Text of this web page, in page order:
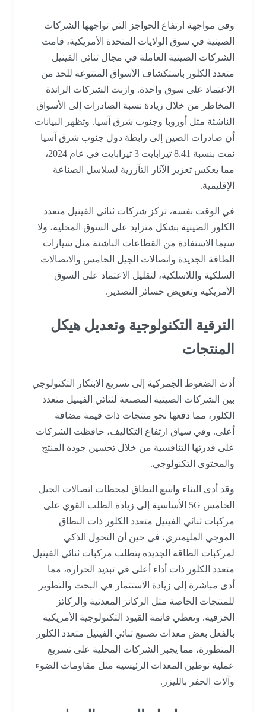
وفي مواجهة ارتفاع الحواجز التي تواجهها الشركات
الصينية في سوق الولايات المتحدة الأمريكية، قامت
الشركات الصينية العاملة في مجال ثنائي الفينيل
متعدد الكلور باستكشاف الأسواق المتنوعة للحد من
الاعتماد على سوق واحدة. وازنت الشركات الرائدة
المخاطر من خلال زيادة نسبة الصادرات إلى الأسواق
الناشئة مثل أوروبا وجنوب شرق آسيا. وتظهر البيانات
أن صادرات الصين إلى رابطة دول جنوب شرق آسيا
نمت بنسبة 8.41 تيرابايت 3 تيرابايت في عام 2024،
مما يعكس تعزيز الآثار التآزرية لسلاسل الصناعة
الإقليمية.
في الوقت نفسه، تركز شركات ثنائي الفينيل متعدد
الكلور الصينية بشكل متزايد على السوق المحلية، ولا
سيما الاستفادة من القطاعات الناشئة مثل سيارات
الطاقة الجديدة واتصالات الجيل الخامس والاتصالات
السلكية واللاسلكية، لتقليل الاعتماد على السوق
الأمريكية وتعويض خسائر التصدير.
الترقية التكنولوجية وتعديل هيكل
المنتجات
أدت الضغوط الجمركية إلى تسريع الابتكار التكنولوجي
بين الشركات الصينية المصنعة لثنائي الفينيل متعدد
الكلور، مما دفعها نحو منتجات ذات قيمة مضافة
أعلى. وفي سياق ارتفاع التكاليف، حافظت الشركات
على قدرتها التنافسية من خلال تحسين جودة المنتج
والمحتوى التكنولوجي.
وقد أدى البناء واسع النطاق لمحطات اتصالات الجيل
الخامس 5G الأساسية إلى زيادة الطلب القوي على
مركبات ثنائي الفينيل متعدد الكلور ذات النطاق
الموجي المليمتري، في حين أن التحول الذكي
لمركبات الطاقة الجديدة يتطلب مركبات ثنائي الفينيل
متعدد الكلور ذات أداء أعلى في تبديد الحرارة، مما
أدى مباشرة إلى زيادة الاستثمار في البحث والتطوير
للمنتجات الخاصة مثل الركائز المعدنية والركائز
الخزفية. وتغطي قائمة القيود التكنولوجية الأمريكية
بالفعل بعض معدات تصنيع ثنائي الفينيل متعدد الكلور
المتطورة، مما يجبر الشركات المحلية على تسريع
عملية توطين المعدات الرئيسية مثل مقاومات الضوء
وآلات الحفر بالليزر.